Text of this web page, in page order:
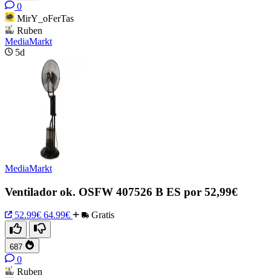
0
MirY_oFerTas
Ruben
MediaMarkt
5d
MediaMarkt
Ventilador ok. OSFW 407526 B ES por 52,99€
52.99€ 64.99€ Gratis
687
0
Ruben